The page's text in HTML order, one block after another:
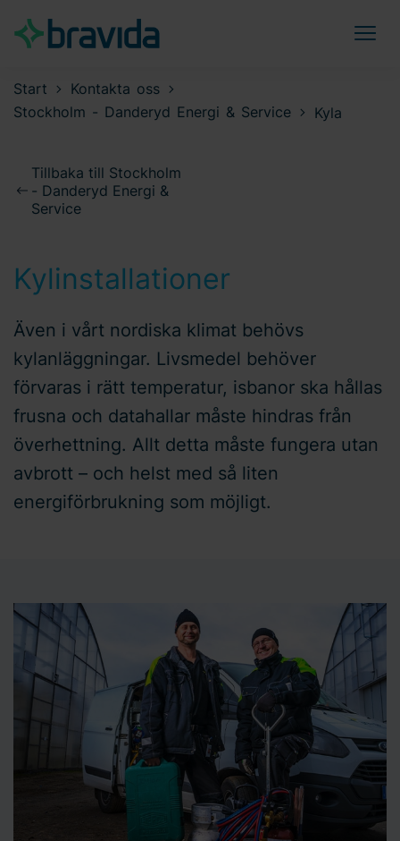
Start
Kontakta oss
Stockholm - Danderyd Energi & Service
Kyla
Tillbaka till Stockholm
- Danderyd Energi &
Service
Kylinstallationer
Även i vårt nordiska klimat behövs
kylanläggningar. Livsmedel behöver
förvaras i rätt temperatur, isbanor ska hållas
frusna och datahallar måste hindras från
överhettning. Allt detta måste fungera utan
avbrott – och helst med så liten
energiförbrukning som möjligt.